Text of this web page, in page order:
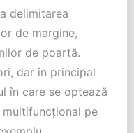
delimitarea
de margine,
de poartă.
dar în principal
în care se optează
multifuncțional pe